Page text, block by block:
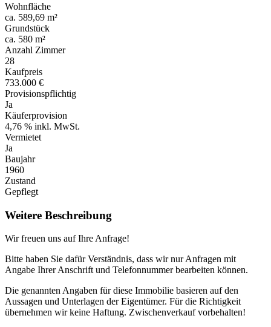
Wohnfläche
ca. 589,69 m²
Grundstück
ca. 580 m²
Anzahl Zimmer
28
Kaufpreis
733.000 €
Provisionspflichtig
Ja
Käuferprovision
4,76 % inkl. MwSt.
Vermietet
Ja
Baujahr
1960
Zustand
Gepflegt
Weitere Beschreibung
Wir freuen uns auf Ihre Anfrage!
Bitte haben Sie dafür Verständnis, dass wir nur Anfragen mit
Angabe Ihrer Anschrift und Telefonnummer bearbeiten können.
Die genannten Angaben für diese Immobilie basieren auf den
Aussagen und Unterlagen der Eigentümer. Für die Richtigkeit
übernehmen wir keine Haftung. Zwischenverkauf vorbehalten!